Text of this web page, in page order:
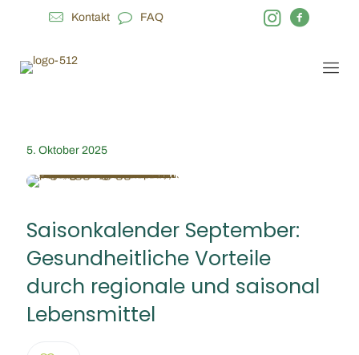
Kontakt FAQ
5. Oktober 2025
Saisonkalender September:
Gesundheitliche Vorteile
durch regionale und saisonal
Lebensmittel